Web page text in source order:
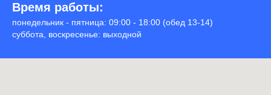
Время работы:
понедельник - пятница: 09:00 - 18:00 (обед 13-14)
суббота, воскресенье: выходной